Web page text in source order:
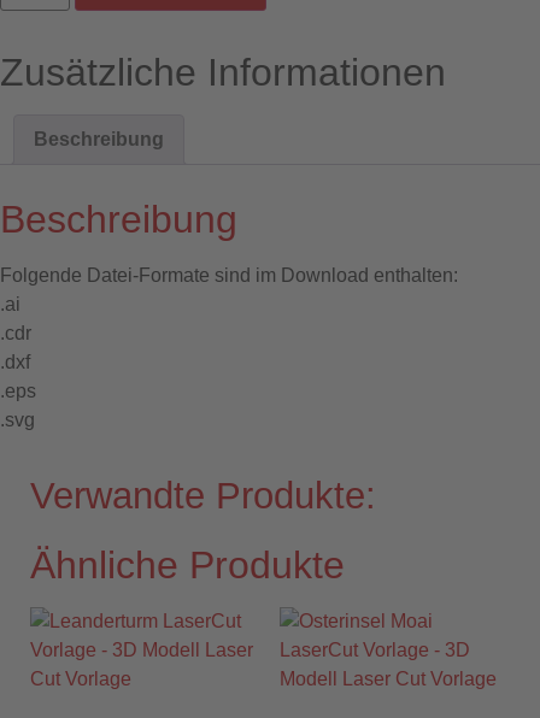
3D
Cut
Vorlage
Zusätzliche Informationen
Beschreibung
Beschreibung
Folgende Datei-Formate sind im Download enthalten:
.ai
.cdr
.dxf
.eps
.svg
Verwandte Produkte:
Ähnliche Produkte